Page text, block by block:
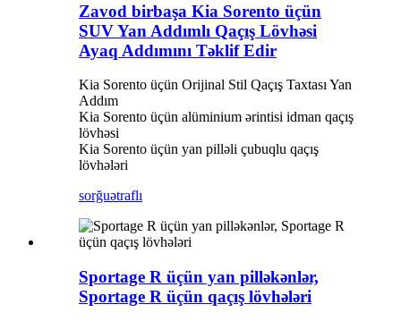
Zavod birbaşa Kia Sorento üçün
SUV Yan Addımlı Qaçış Lövhəsi
Ayaq Addımını Təklif Edir
Kia Sorento üçün Orijinal Stil Qaçış Taxtası Yan
Addım
Kia Sorento üçün alüminium ərintisi idman qaçış
lövhəsi
Kia Sorento üçün yan pilləli çubuqlu qaçış
lövhələri
sorğuətraflı
Sportage R üçün yan pilləkənlər,
Sportage R üçün qaçış lövhələri